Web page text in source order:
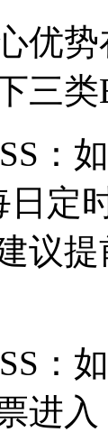
优
三类
：
日定
议
：
进